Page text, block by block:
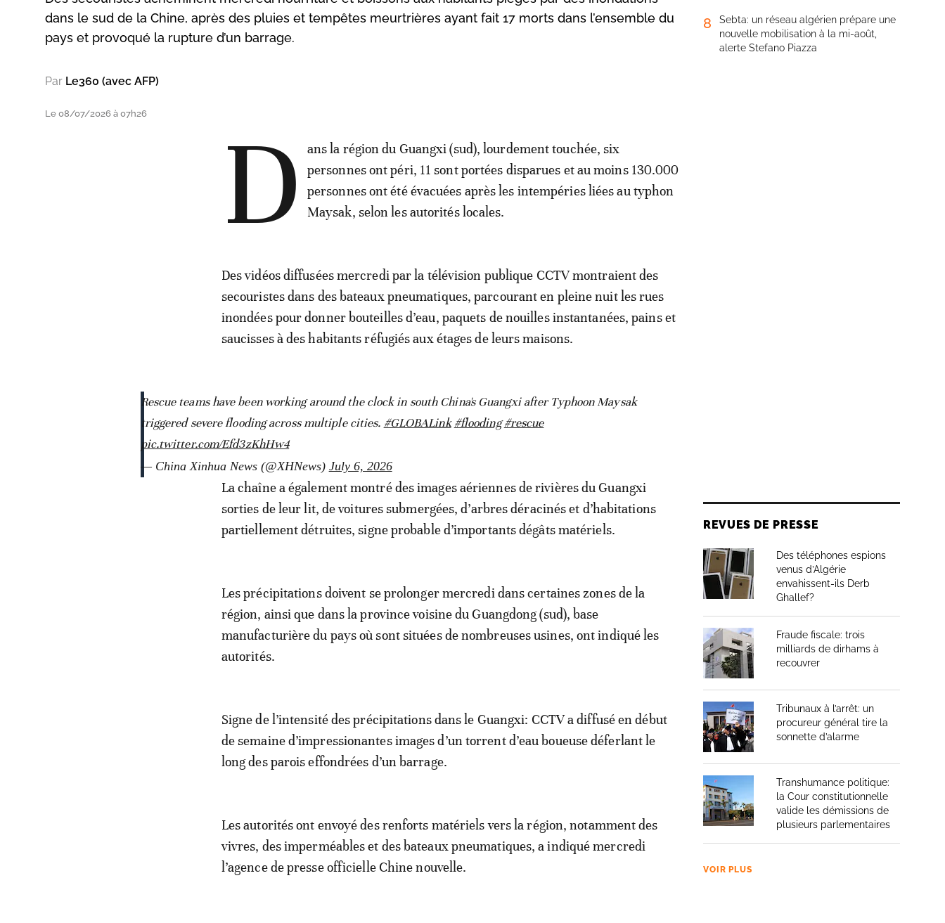
dans le sud de la Chine, après des pluies et tempêtes meurtrières ayant fait 17 morts dans l’ensemble du
pays et provoqué la rupture d’un barrage.
Par Le360 (avec AFP)
Le 08/07/2026 à 07h26 D
ans la région du Guangxi (sud), lourdement touchée, six
personnes ont péri, 11 sont portées disparues et au moins 130.000
personnes ont été évacuées après les intempéries liées au typhon
Maysak, selon les autorités locales.
Des vidéos diffusées mercredi par la télévision publique CCTV montraient des
secouristes dans des bateaux pneumatiques, parcourant en pleine nuit les rues
inondées pour donner bouteilles d’eau, paquets de nouilles instantanées, pains et
saucisses à des habitants réfugiés aux étages de leurs maisons.
Rescue teams have been working around the clock in south China's Guangxi after Typhoon Maysak
triggered severe flooding across multiple cities. #GLOBALink #flooding #rescue
pic.twitter.com/Efd3zKhHw4
— China Xinhua News (@XHNews) July 6, 2026
La chaîne a également montré des images aériennes de rivières du Guangxi
sorties de leur lit, de voitures submergées, d’arbres déracinés et d’habitations
partiellement détruites, signe probable d’importants dégâts matériels.
Les précipitations doivent se prolonger mercredi dans certaines zones de la
région, ainsi que dans la province voisine du Guangdong (sud), base
manufacturière du pays où sont situées de nombreuses usines, ont indiqué les
autorités.
Signe de l’intensité des précipitations dans le Guangxi: CCTV a diffusé en début
de semaine d’impressionantes images d’un torrent d’eau boueuse déferlant le
long des parois effondrées d’un barrage.
Les autorités ont envoyé des renforts matériels vers la région, notamment des
vivres, des imperméables et des bateaux pneumatiques, a indiqué mercredi
l’agence de presse officielle Chine nouvelle.
8
Sebta: un réseau algérien prépare une
nouvelle mobilisation à la mi-août,
alerte Stefano Piazza
REVUES DE PRESSE
Des téléphones espions
venus d’Algérie
envahissent-ils Derb
Ghallef?
Fraude fiscale: trois
milliards de dirhams à
recouvrer
Tribunaux à l’arrêt: un
procureur général tire la
sonnette d’alarme
Transhumance politique:
la Cour constitutionnelle
valide les démissions de
plusieurs parlementaires
VOIR PLUS